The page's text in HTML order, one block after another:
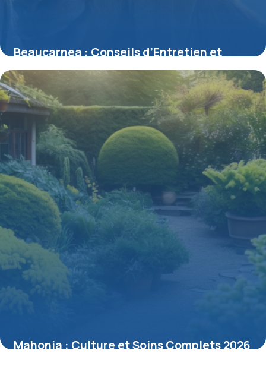
Beaucarnea : Conseils d’Entretien et
Soins
13 mai 2026
Mahonia : Culture et Soins Complets 2026